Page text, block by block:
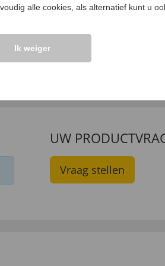
Chenille-vest
€ 49,
UW
Vraag stellen
alle cookies, als alternatief kunt u
Ik weiger